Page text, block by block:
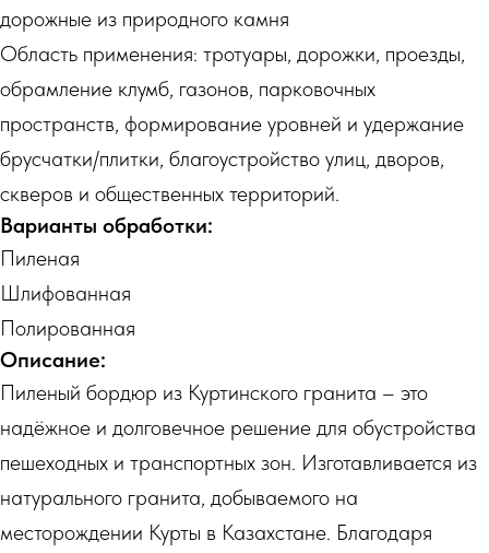
дорожные из природного камня
Область применения: тротуары, дорожки, проезды,
обрамление клумб, газонов, парковочных
пространств, формирование уровней и удержание
брусчатки/плитки, благоустройство улиц, дворов,
скверов и общественных территорий.
Варианты обработки:
Пиленая
Шлифованная
Полированная
Описание:
Пиленый бордюр из Куртинского гранита – это
надёжное и долговечное решение для обустройства
пешеходных и транспортных зон. Изготавливается из
натурального гранита, добываемого на
месторождении Курты в Казахстане. Благодаря